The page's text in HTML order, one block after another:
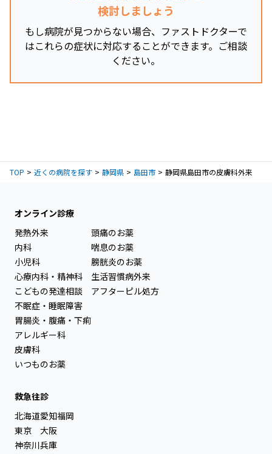
検討しましょう
もし病院が見つからない場合、ファストドクターで
はこれらの症状に対応することができます。ご相談
ください。
TOP 近くの病院を探す 静岡県 島田市 静岡県島田市の皮膚科外来
オンライン診療
発熱外来
内科
小児科
心療内科・精神科
こどもの発達相談
不眠症・睡眠障害
胃腸炎・腹痛・下痢
アレルギー科
皮膚科
いつものお薬
頭痛のお薬
喘息のお薬
膀胱炎のお薬
生活習慣病外来
アフターピル処方
救急往診
北海道
東京
神奈川
愛知
大阪
兵庫
福岡